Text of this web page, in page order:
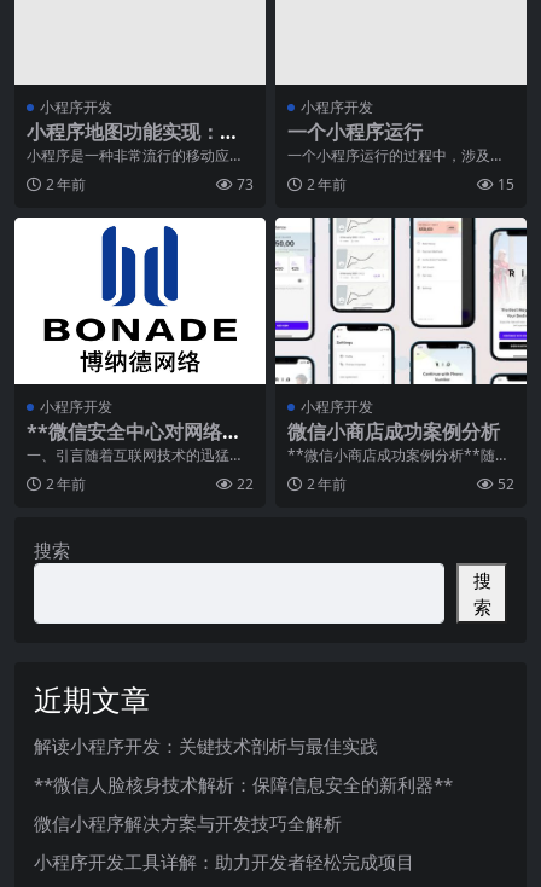
小程序开发
小程序地图功能实现：定
位与导航技术详解
小程序是一种非常流行的移动应用
程序，由于其功能强大、易于使用
且深受用户喜爱，因此
2 年前 73
小程序开发
一个小程序运行
一个小程序运行的过程中，涉及到
多个环节和技术。小程序是一种轻
量级的应用程序，通常
2 年前 15
小程序开发
**微信安全中心对网络攻
击的应对策略**
一、引言随着互联网技术的迅猛发
展，网络攻击已成为当今社会的一
大挑战。微信作为全球
2 年前 22
小程序开发
微信小商店成功案例分析
**微信小商店成功案例分析**随着
移动互联网的迅猛发展，微信作为
中国最大的社交平
2 年前 52
搜索
搜
索
近期文章
解读小程序开发：关键技术剖析与最佳实践
**微信人脸核身技术解析：保障信息安全的新利器**
微信小程序解决方案与开发技巧全解析
小程序开发工具详解：助力开发者轻松完成项目